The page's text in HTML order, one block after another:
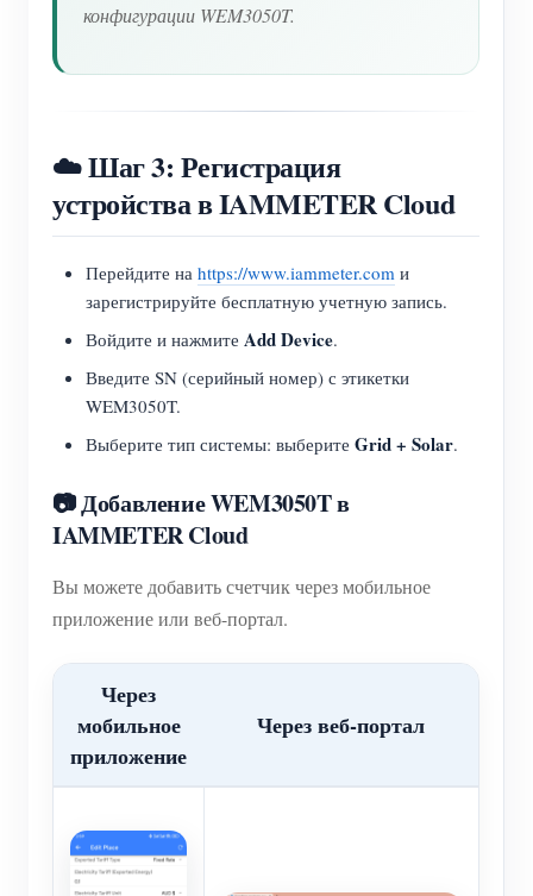
конфигурации WEM3050T.
☁️ Шаг 3: Регистрация
устройства в IAMMETER Cloud
Перейдите на https://www.iammeter.com и
зарегистрируйте бесплатную учетную запись.
Войдите и нажмите Add Device.
Введите SN (серийный номер) с этикетки
WEM3050T.
Выберите тип системы: выберите Grid + Solar.
📷 Добавление WEM3050T в
IAMMETER Cloud
Вы можете добавить счетчик через мобильное
приложение или веб-портал.
Через
мобильное
приложение
Через веб-портал